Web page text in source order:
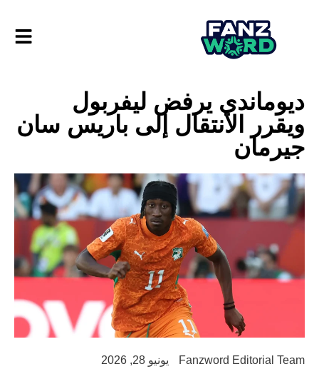
ديوماندي يرفض ليفربول
ويقرر الانتقال إلى باريس سان
جيرمان
Fanzword Editorial Team
يونيو 28, 2026